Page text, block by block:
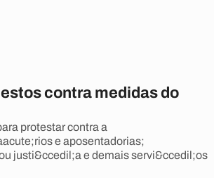
contra medidas do
protestar contra a
e aposentadorias;
justi&ccedil;a e demais servi&ccedil;os